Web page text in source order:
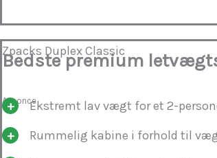
Zpacks Duplex Classic
Bedste premium
AnnonceEkstremt lav vægt for et 2-
Rummelig kabine i forhold til